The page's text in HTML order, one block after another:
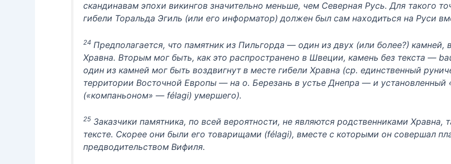
скандинавам эпохи викингов значительно меньше, чем Северная Русь. Для такого
гибели Торальда Эгиль (или его информатор) должен был сам находиться на Руси
24 Предполагается, что памятник из Пильгорда — один из двух (или более?) камней,
Хравна. Вторым мог быть, как это распространено в Швеции, камень без текста —
один из камней мог быть воздвигнут в месте гибели Хравна (ср. единственный
территории Восточной Европы — на о. Березань в устье Днепра — и установленный
(«компаньоном» — félagi) умершего).
25 Заказчики памятника, по всей вероятности, не являются родственниками Хравна,
тексте. Скорее они были его товарищами (félagi), вместе с которыми он совершал
предводительством Вифиля.